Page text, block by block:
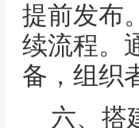
提前发布
续流程。
备，组织
六、搭